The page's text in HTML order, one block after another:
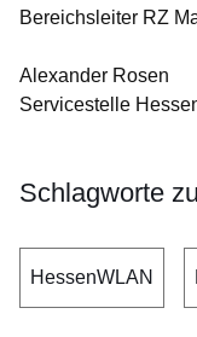
Bereichsleiter RZ
Alexander Rosen
Servicestelle
Schlagworte
HessenWLAN